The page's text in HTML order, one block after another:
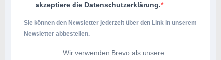
akzeptiere die Datenschutzerklärung.
Sie können den Newsletter jederzeit über den Link in unserem
Newsletter abbestellen.
Wir verwenden Brevo als unsere